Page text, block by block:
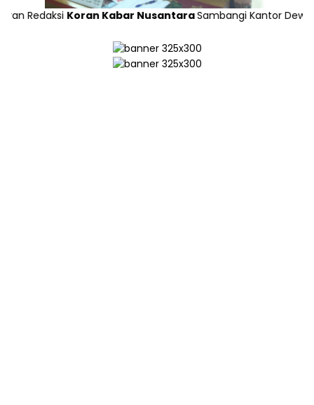
Koran Kabar NusantaraSambangi Kantor Dewan Pers